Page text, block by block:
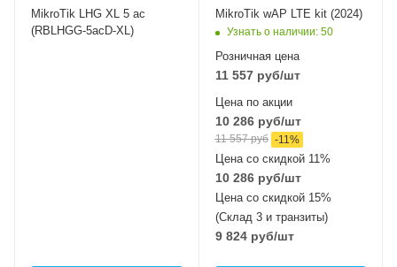
MikroTik LHG XL 5 ac
(RBLHGG-5acD-XL)
Wi-Fi интерфейсы
2.4 ГГц 802.11b/g/n
MIMO2x2
MikroTik wAP LTE kit (2024)
Узнать о наличии: 50
Розничная цена
11 557руб/шт
Цена по акции
10 286руб/шт
11 557руб -11 %
Цена со скидкой 11%
10 286руб/шт
Цена со скидкой 15%
(Склад 3 и транзиты)
9 824руб/шт